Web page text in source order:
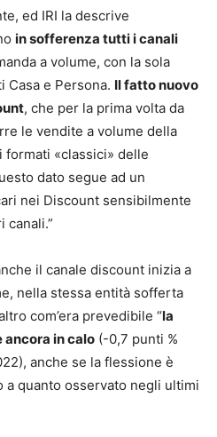
ed IRI la descrive
in sofferenza tutti i canali
a volume, con la sola
Casa e Persona. Il fatto nuovo
, che per la prima volta da
le vendite a volume della
«classici» delle
dato segue ad un
nei Discount sensibilmente
canali.”
il canale discount inizia a
nella stessa entità sofferta
com’era prevedibile “la
ancora in calo (-0,7 punti %
anche se la flessione è
a quanto osservato negli ultimi